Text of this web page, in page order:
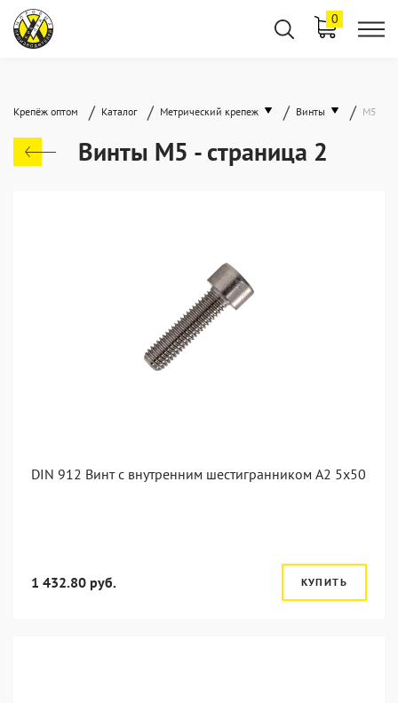
0
Крепёж оптом / Каталог / Метрический крепеж / Винты / М5
Винты М5 - страница 2
DIN 912 Винт с внутренним шестигранником А2 5х50
1 432.80 руб. КУПИТЬ